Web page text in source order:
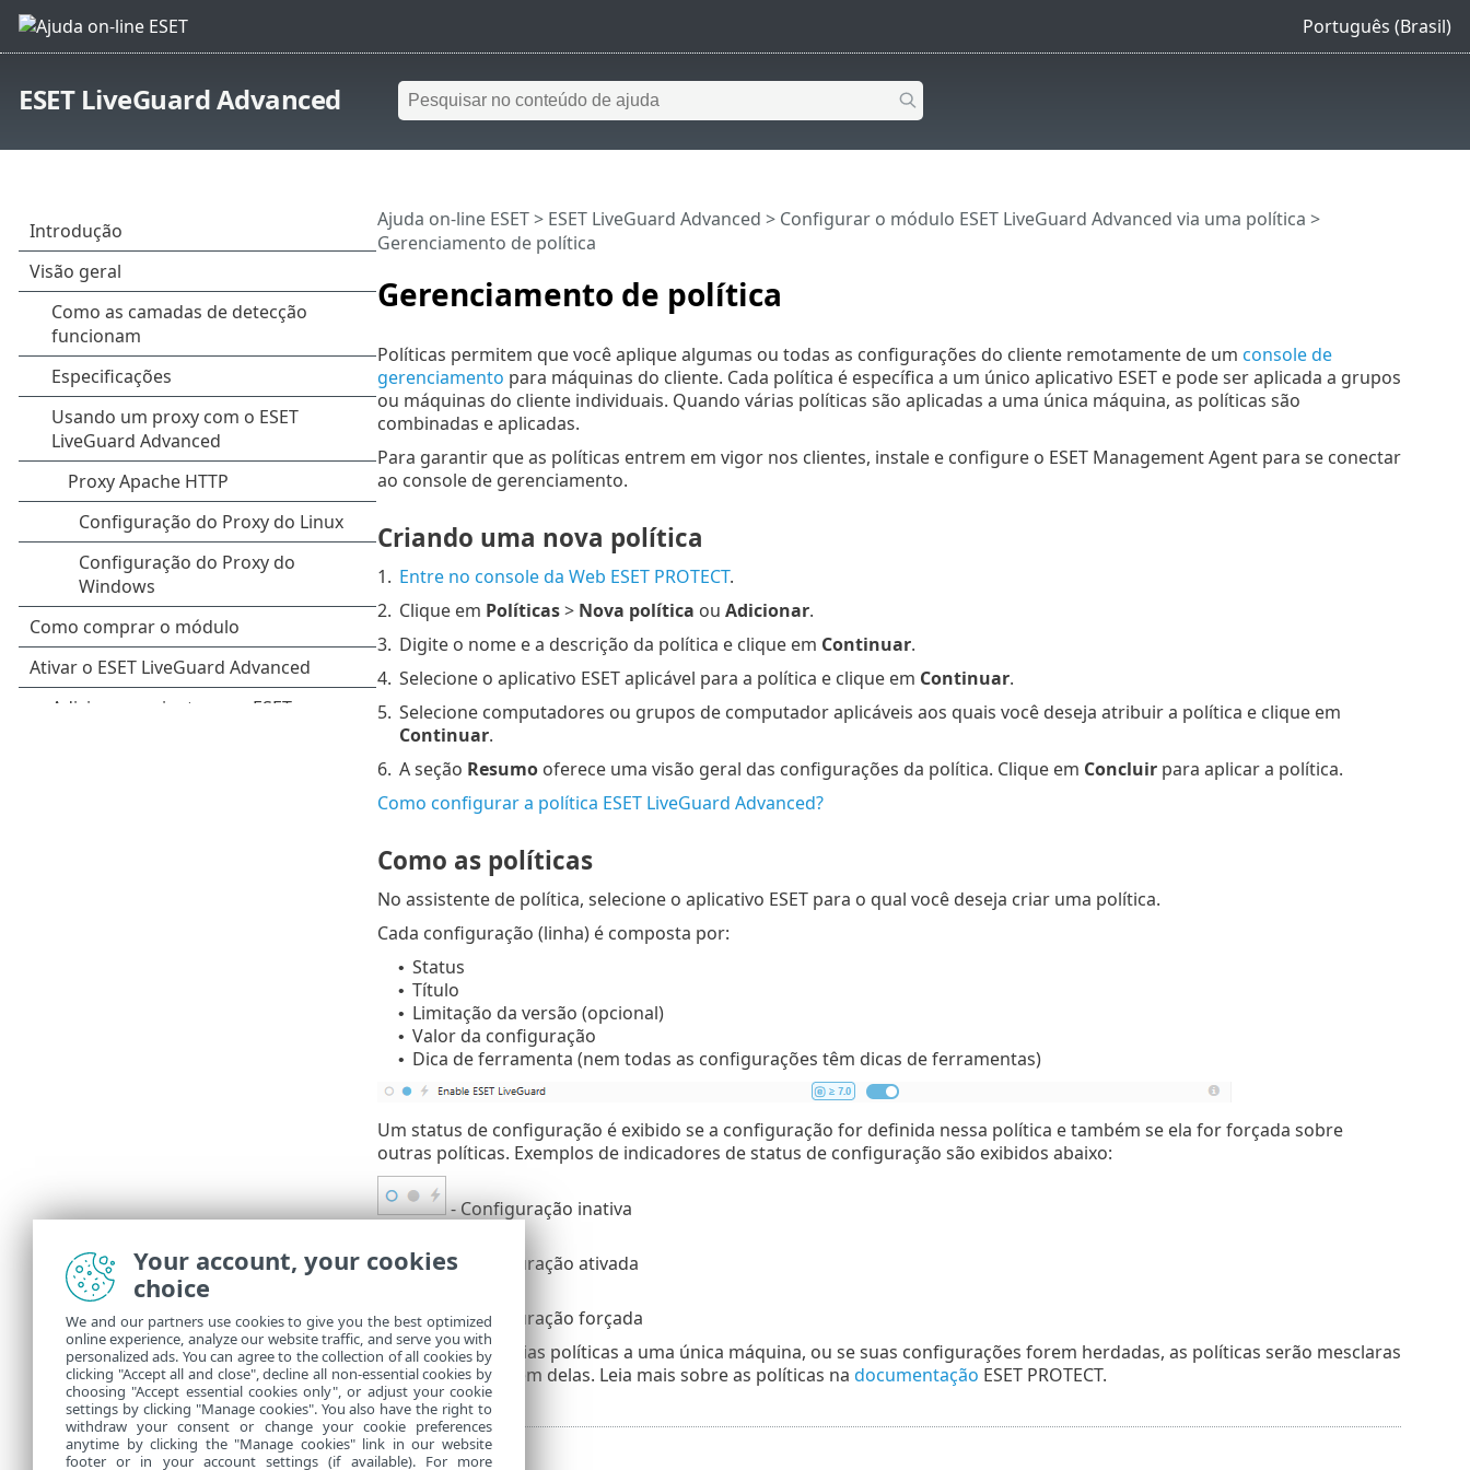
Português (Brasil)
ESET LiveGuard Advanced
Gerenciamento de política
Ajuda on-line ESET> ESET LiveGuard Advanced > Configurar o módulo ESET LiveGuard Advanced via uma política >
Gerenciamento de política
Políticas permitem que você aplique algumas ou todas as configurações do cliente remotamente de um console de
gerenciamento para máquinas do cliente. Cada política é específica a um único aplicativo ESET e pode ser aplicada a grupos
ou máquinas do cliente individuais. Quando várias políticas são aplicadas a uma única máquina, as políticas são
combinadas e aplicadas.
Para garantir que as políticas entrem em vigor nos clientes, instale e configure o ESET Management Agent para se conectar
ao console de gerenciamento.
Criando uma nova política
1. Entre no console da Web ESET PROTECT.
2. Clique em Políticas> Nova política ou Adicionar.
3. Digite o nome e a descrição da política e clique em Continuar.
4. Selecione o aplicativo ESET aplicável para a política e clique em Continuar.
5. Selecione computadores ou grupos de computador aplicáveis aos quais você deseja atribuir a política e clique em
Continuar.
6. A seção Resumooferece uma visão geral das configurações da política. Clique em Concluirpara aplicar a política.
Como configurar a política ESET LiveGuard Advanced?
Como as políticas
No assistente de política, selecione o aplicativo ESET para o qual você deseja criar uma política.
Cada configuração (linha) é composta por:
• Status
• Título
• Limitação da versão (opcional)
• Valor da configuração
• Dica de ferramenta (nem todas as configurações têm dicas de ferramentas)
Um status de configuração é exibido se a configuração for definida nessa política e também se ela for forçada sobre
outras políticas. Exemplos de indicadores de status de configuração são exibidos abaixo:
- Configuração inativa
- Configuração ativada
- Configuração forçada
Se você aplica várias políticas a uma única máquina, ou se suas configurações forem herdadas, as políticas serão mesclaras
com base na ordem delas. Leia mais sobre as políticas na documentação ESET PROTECT.
Your account, your cookies
choice
We and our partners use cookies to give you the best optimized
online experience, analyze our website traffic, and serve you with
personalized ads. You can agree to the collection of all cookies by
clicking "Accept all and close", decline all non-essential cookies by
choosing "Accept essential cookies only", or adjust your cookie
settings by clicking "Manage cookies". You also have the right to
withdraw your consent or change your cookie preferences
anytime by clicking the "Manage cookies" link in our website
footer or in your account settings (if available). For more